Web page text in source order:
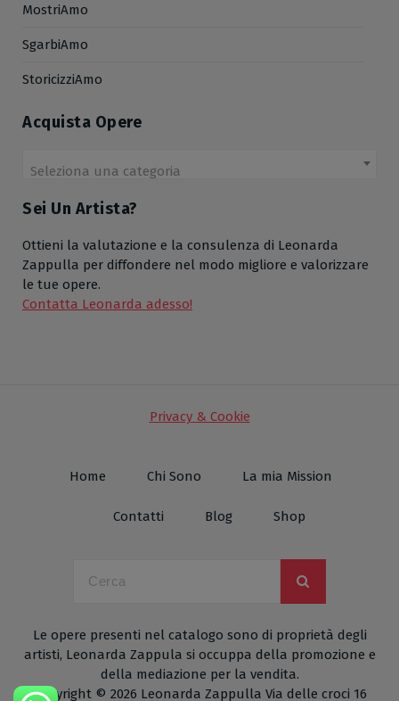
MostriAmo
SgarbiAmo
StoricizziAmo
Acquista Opere
Seleziona una categoria
Sei Un Artista?
Ottieni la valutazione e la consulenza di Leonarda
Zappulla per diffondere nel modo migliore e valorizzare
le tue opere.
Contatta Leonarda adesso!
Privacy & Cookie
Home Chi Sono La mia Mission
Contatti Blog Shop
Le opere presenti nel catalogo sono di proprietà degli
artisti, Leonarda Zappula si occuppa della promozione e
della mediazione per la vendita.
Copyright © 2026 Leonarda Zappulla Via delle croci 16